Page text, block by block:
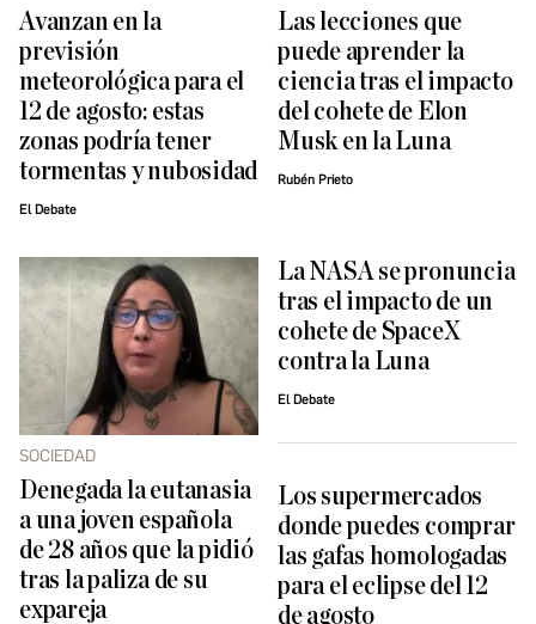
Avanzan en la
previsión
meteorológica para el
12 de agosto: estas
zonas podría tener
tormentas y nubosidad
El Debate
Las lecciones que
puede aprender la
ciencia tras el impacto
del cohete de Elon
Musk en la Luna
Rubén Prieto
SOCIEDAD
Denegada la eutanasia
a una joven española
de 28 años que la pidió ​
tras la paliza de su
expareja
La NASA se pronuncia
tras el impacto de un
cohete de SpaceX
contra la Luna
El Debate
Los supermercados
donde puedes comprar
las gafas homologadas
para el eclipse del 12
de agosto